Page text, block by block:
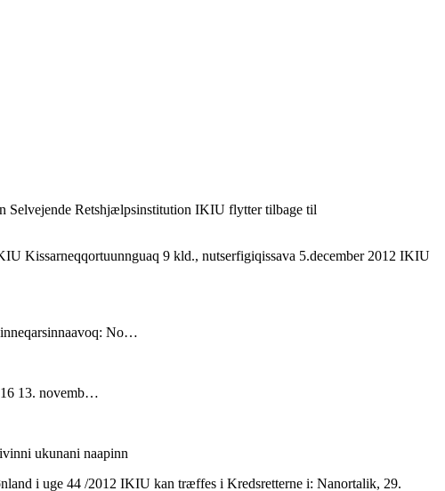
Selvejende Retshjælpsinstitution IKIU flytter tilbage til
Kissarneqqortuunnguaq 9 kld., nutserfigiqissava 5.december 2012 IKIU
No…
13. novemb…
ukunani naapinn
i uge 44 /2012 IKIU kan træffes i Kredsretterne i: Nanortalik, 29.